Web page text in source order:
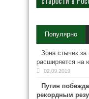
Популярно
Зона стычек
расширяется на
02.09.2019
Путин
рекордным